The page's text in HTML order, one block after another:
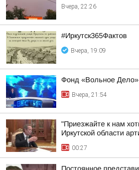
Вчера, 22:26
#Иркутск365Фактов
Вчера, 19:09
Фонд «Вольное Дело»
Вчера, 21:54
"Приезжайте к нам
Иркутской области
00:27